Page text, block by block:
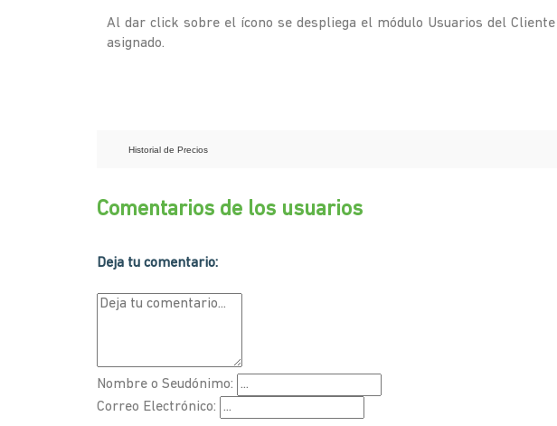
Al dar click sobre el ícono se despliega el módulo Usuarios del
asignado.
Historial de Precios
Comentarios de los usuarios
Deja tu comentario:
Nombre o Seudónimo:
Correo Electrónico: